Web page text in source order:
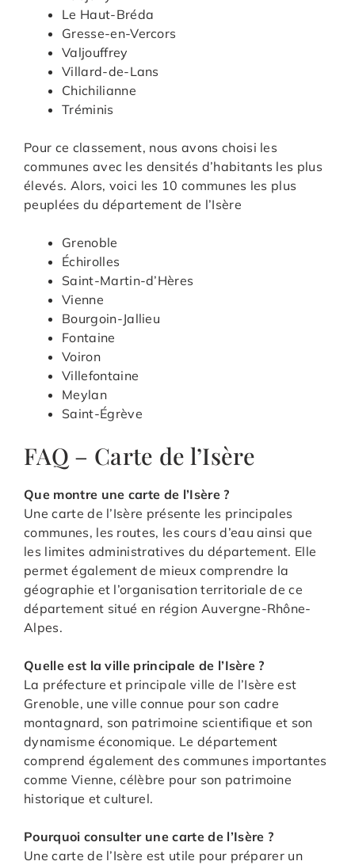
Le Haut-Bréda
Gresse-en-Vercors
Valjouffrey
Villard-de-Lans
Chichilianne
Tréminis
Pour ce classement, nous avons choisi les
communes avec les densités d’habitants les plus
élevés. Alors, voici les 10 communes les plus
peuplées du département de l’Isère
Grenoble
Échirolles
Saint-Martin-d’Hères
Vienne
Bourgoin-Jallieu
Fontaine
Voiron
Villefontaine
Meylan
Saint-Égrève
FAQ – Carte de l’Isère
Que montre une carte de l’Isère ?
Une carte de l’Isère présente les principales
communes, les routes, les cours d’eau ainsi que
les limites administratives du département. Elle
permet également de mieux comprendre la
géographie et l’organisation territoriale de ce
département situé en région Auvergne-Rhône-
Alpes.
Quelle est la ville principale de l’Isère ?
La préfecture et principale ville de l’Isère est
Grenoble, une ville connue pour son cadre
montagnard, son patrimoine scientifique et son
dynamisme économique. Le département
comprend également des communes importantes
comme Vienne, célèbre pour son patrimoine
historique et culturel.
Pourquoi consulter une carte de l’Isère ?
Une carte de l’Isère est utile pour préparer un